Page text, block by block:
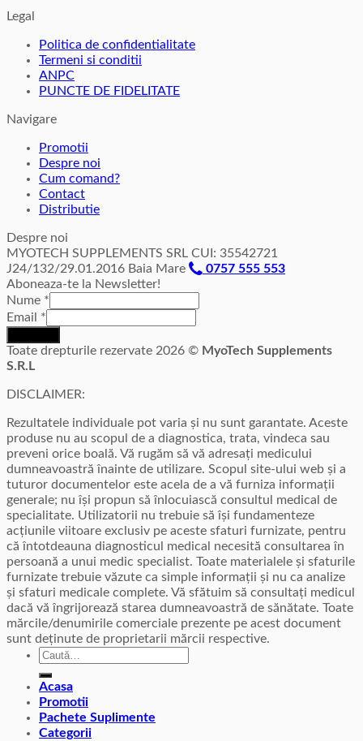
Legal
Politica de confidentialitate
Termeni si conditii
ANPC
PUNCTE DE FIDELITATE
Navigare
Promotii
Despre noi
Cum comand?
Contact
Distributie
Despre noi
MYOTECH SUPPLEMENTS SRL CUI: 35542721
J24/132/29.01.2016 Baia Mare
0757 555 553
Aboneaza-te la Newsletter!
Nume *
Email *
Toate drepturile rezervate 2026 © MyoTech Supplements
S.R.L
DISCLAIMER:
Rezultatele individuale pot varia și nu sunt garantate. Aceste
produse nu au scopul de a diagnostica, trata, vindeca sau
preveni orice boală. Vă rugăm să vă adresați medicului
dumneavoastră înainte de utilizare. Scopul site-ului web și a
tuturor documentelor este acela de a vă furniza informații
generale; nu își propun să înlocuiască consultul medical de
specialitate. Utilizatorii nu trebuie să își fundamenteze
acțiunile viitoare exclusiv pe aceste sfaturi furnizate, pentru
că întotdeauna diagnosticul medical necesită consultarea în
persoană a unui medic specialist. Toate materialele și sfaturile
furnizate trebuie văzute ca simple informații și nu ca analize
și sfaturi medicale complete. Vă sfătuim să consultați medicul
dacă vă îngrijorează starea dumneavoastră de sănătate. Toate
mărcile/denumirile comerciale prezente pe acest document
sunt deținute de proprietarii mărcii respective.
Caută
Acasa
Promotii
Pachete Suplimente
Categorii